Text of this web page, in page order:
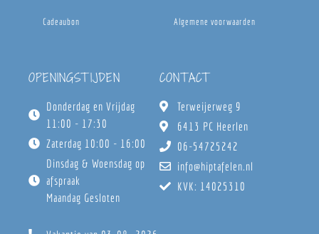
Cadeaubon Algemene voorwaarden
OPENINGSTIJDEN
Donderdag en Vrijdag
11:00 - 17:30
Zaterdag 10:00 - 16:00
Dinsdag & Woensdag op
afspraak
Maandag Gesloten
CONTACT
Terweijerweg 9
6413 PC Heerlen
06-54725242
info@hiptafelen.nl
KVK: 14025310